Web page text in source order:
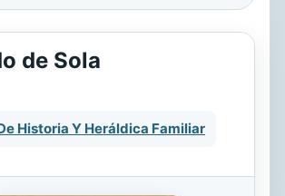
de Sola
Historia Y Heráldica Familiar